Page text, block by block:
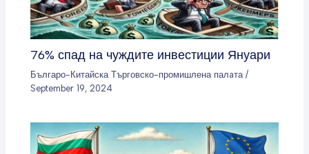
76% спад на чуждите инвестиции Януари
Българо-Китайска Търговско-промишлена палaта /
September 19, 2024